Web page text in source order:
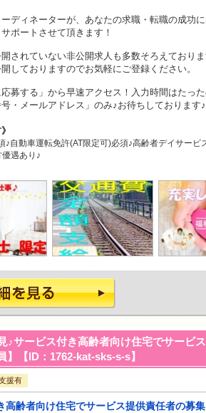
ディネーターが、あなたの求職・転職の成功
ポートさせて頂きます！
されていない非公開求人も多数そろえており
しておりますのでお気軽にご登録ください。
応募する」から早速アクセス！入力時間はたっ
・メールアドレス」のみ♪お待ちしております♪
♪自動車運転免許(AT限定可)必須♪高齢者デイサービ
遇あり♪
サービス付き高齢者向け住宅でサービ
【ID：1762-kat-sks-s-s】
援有
高齢者向け住宅でサービス提供責任者の募